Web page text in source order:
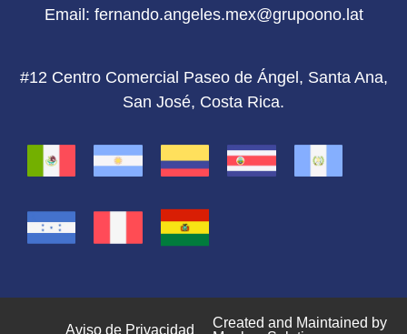
Email: fernando.angeles.mex@grupoono.lat
#12 Centro Comercial Paseo de Ángel, Santa Ana,
San José, Costa Rica.
Aviso de Privacidad
Created and Maintained by